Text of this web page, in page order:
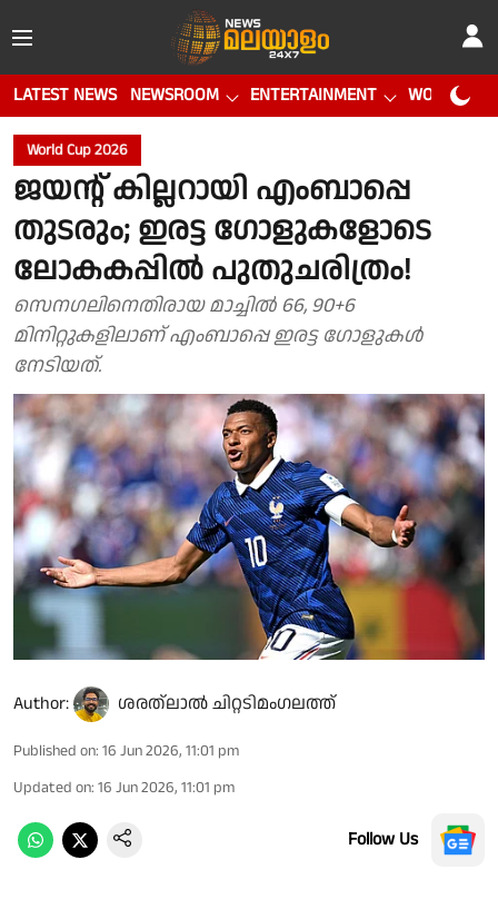
LATEST NEWS NEWSROOM ENTERTAINMENT WORLD CUP
World Cup 2026
ജയൻ്റ് കില്ലറായി എംബാപ്പെ
തുടരും; ഇരട്ട ഗോളുകളോടെ
ലോകകപ്പിൽ പുതുചരിത്രം!
സെനഗലിനെതിരായ മാച്ചിൽ 66, 90+6
മിനിറ്റുകളിലാണ് എംബാപ്പെ ഇരട്ട ഗോളുകൾ
നേടിയത്.
Author: ശരത്‌ലാൽ ചിറ്റടിമംഗലത്ത്
Published on: 16 Jun 2026, 11:01 pm
Updated on: 16 Jun 2026, 11:01 pm
Follow Us